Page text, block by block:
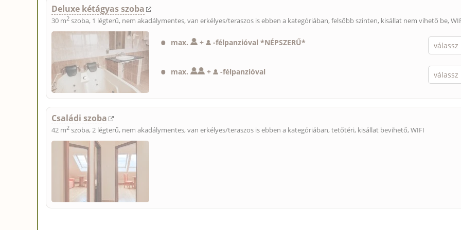
Deluxe kétágyas szoba
30 m2 szoba, 1 légterű, nem akadálymentes, van erkélyes/teraszos is ebben a kategóriában, felsőbb szinten, kisállat nem vihető be,
max. + -félpanzióval *NÉPSZERŰ*
max. + -félpanzióval
Családi szoba
42 m2 szoba, 2 légterű, nem akadálymentes, van erkélyes/teraszos is ebben a kategóriában, tetőtéri, kisállat bevihető, WIFI